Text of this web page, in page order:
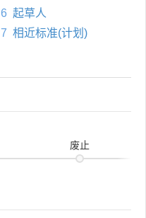
6 起草人
7 相近标准(计划)
废止